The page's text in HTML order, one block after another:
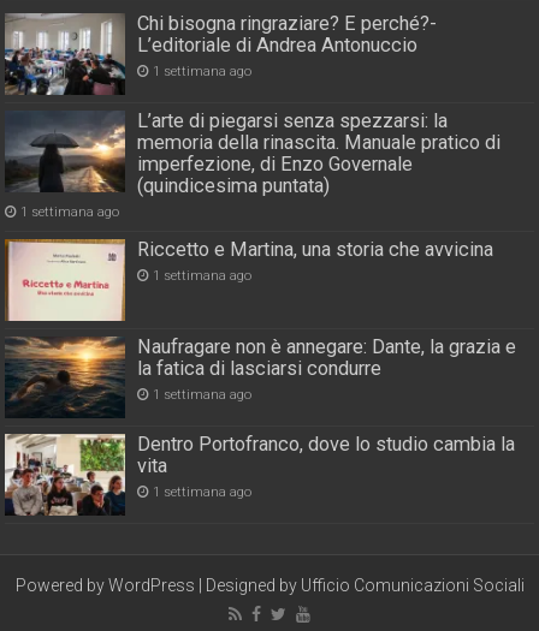
Chi bisogna ringraziare? E perché?-
L’editoriale di Andrea Antonuccio
1 settimana ago
L’arte di piegarsi senza spezzarsi: la
memoria della rinascita. Manuale pratico di
imperfezione, di Enzo Governale
(quindicesima puntata)
1 settimana ago
Riccetto e Martina, una storia che avvicina
1 settimana ago
Naufragare non è annegare: Dante, la grazia e
la fatica di lasciarsi condurre
1 settimana ago
Dentro Portofranco, dove lo studio cambia la
vita
1 settimana ago
Powered byWordPress | Designed by Ufficio Comunicazioni Sociali